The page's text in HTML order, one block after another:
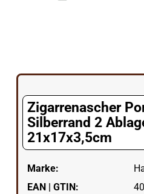
Zigarrenascher
Silberrand 2
21x17x3,5cm
Marke:
EAN | GTIN: